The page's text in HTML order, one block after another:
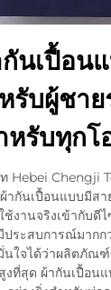
นเปื้อน
รับผู้ชาย
หรับทุกโ
Hebei Chengji
ากันเปื้อนแบบมีส
งานจริงเข้ากับดี
ประสบการณ์มาก
นใจได้ว่าผลิตภัณ
ที่สุด ผ้ากันเปื้อน